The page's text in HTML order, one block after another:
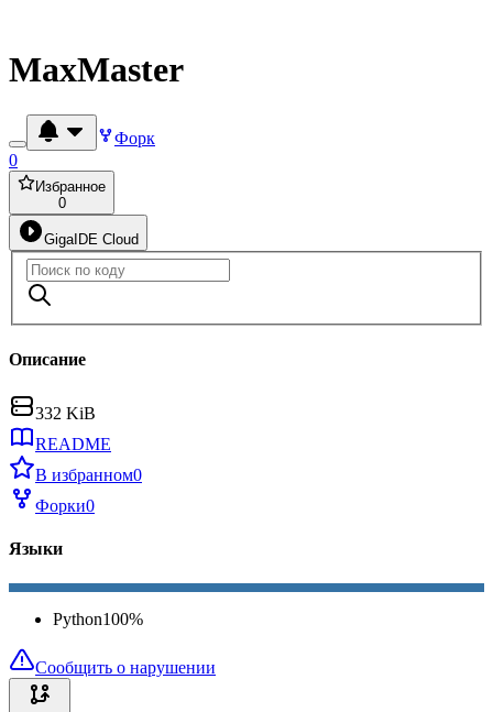
MaxMaster
Форк
0
Избранное
0
GigaIDE Cloud
Описание
332 KiB
README
В избранном0
Форки0
Языки
Python100%
Сообщить о нарушении